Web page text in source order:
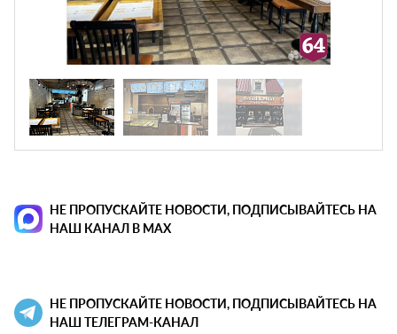
НЕ ПРОПУСКАЙТЕ НОВОСТИ, ПОДПИСЫВАЙТЕСЬ НА
НАШ КАНАЛ В MAX
НЕ ПРОПУСКАЙТЕ НОВОСТИ, ПОДПИСЫВАЙТЕСЬ НА
НАШ ТЕЛЕГРАМ-КАНАЛ